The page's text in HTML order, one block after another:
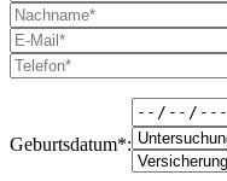
Geburtsdatum*: